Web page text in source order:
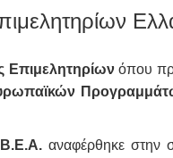
Επιμελητηρίωνόπου
αναφέρθηκε στην